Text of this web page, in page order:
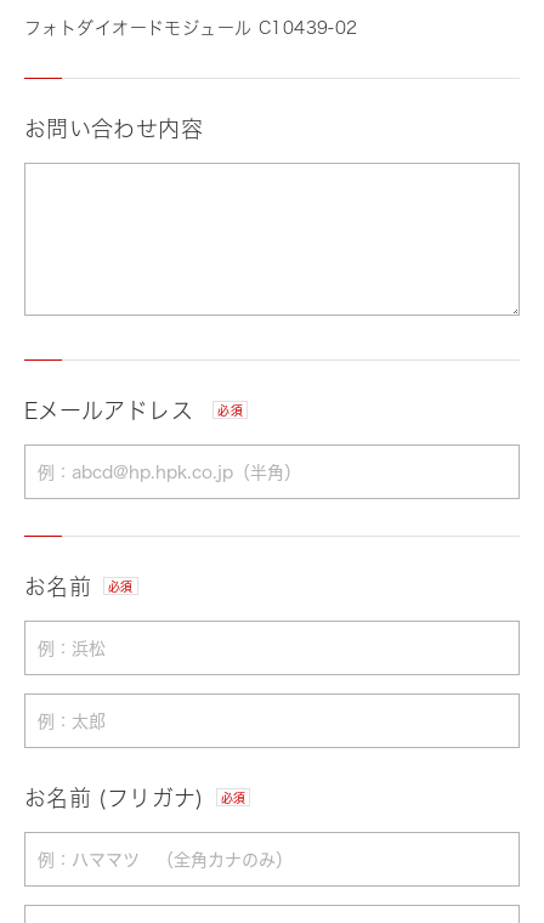
フォトダイオードモジュール C10439-02
お問い合わせ内容
Eメールアドレス 必須
お名前 必須
お名前 (フリガナ) 必須